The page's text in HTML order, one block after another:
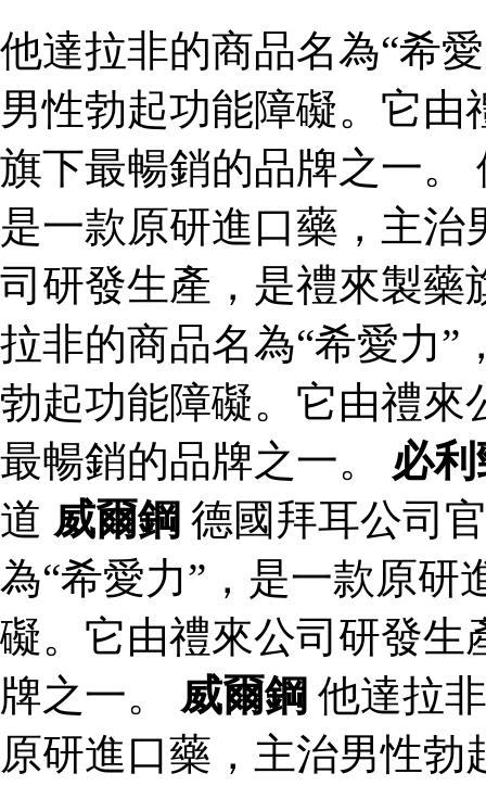
他達拉非的商品名為“希
男性勃起功能障礙。它
旗下最暢銷的品牌之一。
是一款原研進口藥，主
司研發生產，是禮來製藥
拉非的商品名為“希愛力”
勃起功能障礙。它由禮來
最暢銷的品牌之一。 必
道 威爾鋼 德國拜耳公司
為“希愛力”，是一款原研
礙。它由禮來公司研發生
牌之一。 威爾鋼 他達拉
原研進口藥，主治男性